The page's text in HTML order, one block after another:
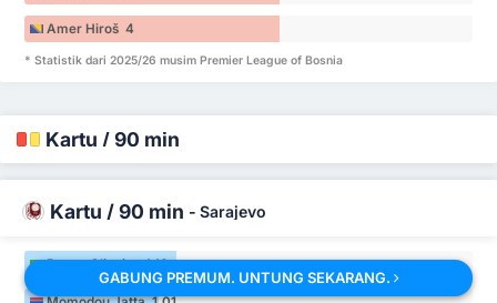
Amer Hiroš 4
* Statistik dari 2025/26 musim Premier League of Bosnia
Kartu / 90 min
Kartu / 90 min - Sarajevo
Renan Oliveira 1.16
GABUNG PREMUM. UNTUNG SEKARANG.